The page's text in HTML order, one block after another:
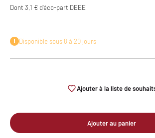
Dont 3,1 € d'éco-part DEEE
Disponible sous 8 à 20 jours
Ajouter à la liste de
Ajouter au panier